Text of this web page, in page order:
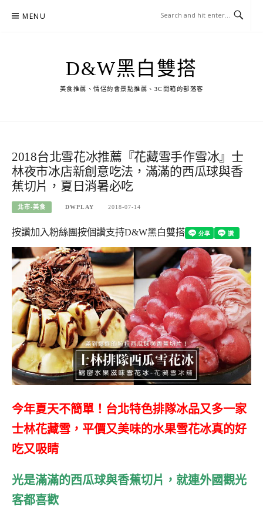
MENU
D&W黑白雙搭
美食推薦、情侶約會景點推薦、3C開箱的部落客
2018台北雪花冰推薦『花藏雪手作雪冰』士
林夜市冰店新創意吃法，滿滿的西瓜球與香
蕉切片，夏日消暑必吃
北市-美食 DWPLAY 2018-07-14
按讚加入粉絲團按個讚支持D&W黑白雙搭
今年夏天不簡單！台北特色排隊冰品又多一家
士林花藏雪，平價又美味的水果雪花冰真的好
吃又吸睛
光是滿滿的西瓜球與香蕉切片，就連外國觀光
客都喜歡